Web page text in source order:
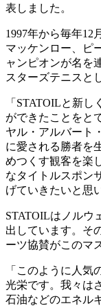
表しました。
1997年から毎年12
マッケンロー、ピ
ャンピオンが名を
スターズテニスと
「STATOILと新
ができたことをと
ヤル・アルバート
に愛される勝者を
めつくす観客を楽
なタイトルスポン
げていきたいと思
STATOILはノルウ
出しています。そ
ーツ協賛がこのマ
「このように人気
光栄です。我々は
石油などのエネル